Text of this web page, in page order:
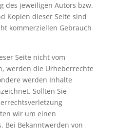
des jeweiligen Autors bzw.
Kopien dieser Seite sind
kommerziellen Gebrauch
Seite nicht vom
werden die Urheberrechte
werden Inhalte
Sollten Sie
wir um einen
Bei Bekanntwerden von